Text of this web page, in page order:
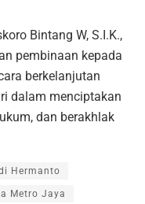
Bintang W, S.I.K.,
pembinaan kepada
berkelanjutan
dalam menciptakan
dan berakhlak
Hermanto
Metro Jaya